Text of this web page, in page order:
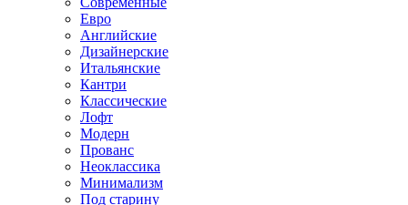
Евро
Английские
Дизайнерские
Итальянские
Кантри
Классические
Лофт
Модерн
Прованс
Неоклассика
Минимализм
Под старину